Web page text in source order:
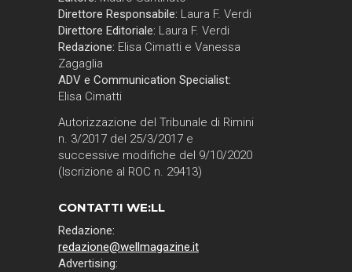
Direttore Responsabile: Laura F. Verdi
Direttore Editoriale: Laura F. Verdi
Redazione: Elisa Cimatti e Vanessa
Zagaglia
ADV e Communication Specialist:
Elisa Cimatti
Autorizzazione del Tribunale di Rimini
n. 3/2017 del 25/3/2017 e
successive modifiche del 9/10/2020
(Iscrizione al ROC n. 29413)
CONTATTI WE:LL
Redazione:
redazione@wellmagazine.it
Advertising: